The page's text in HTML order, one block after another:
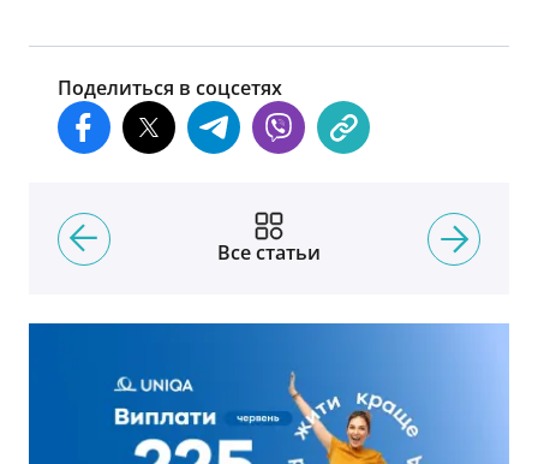
Поделиться в соцсетях
Все статьи